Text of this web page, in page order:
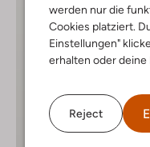
werden nur die
Cookies platziert.
Einstellungen"
erhalten oder deine
Reject